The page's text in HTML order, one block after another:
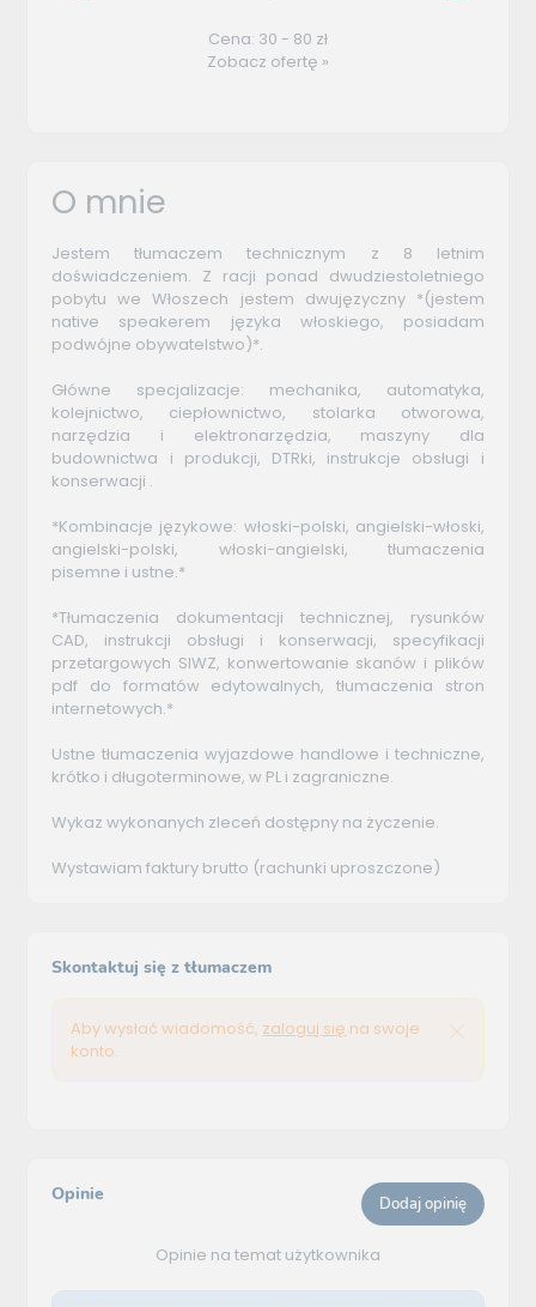
Cena: 30 - 80 zł
Zobacz ofertę »
O mnie
Jestem tłumaczem technicznym z 8 letnim
doświadczeniem. Z racji ponad dwudziestoletniego
pobytu we Włoszech jestem dwujęzyczny *(jestem
native speakerem języka włoskiego, posiadam
podwójne obywatelstwo)*.
Główne specjalizacje: mechanika, automatyka,
kolejnictwo, ciepłownictwo, stolarka otworowa,
narzędzia i elektronarzędzia, maszyny dla
budownictwa i produkcji, DTRki, instrukcje obsługi i
konserwacji .
*Kombinacje językowe: włoski-polski, angielski-włoski,
angielski-polski, włoski-angielski, tłumaczenia
pisemne i ustne.*
*Tłumaczenia dokumentacji technicznej, rysunków
CAD, instrukcji obsługi i konserwacji, specyfikacji
przetargowych SIWZ, konwertowanie skanów i plików
pdf do formatów edytowalnych, tłumaczenia stron
internetowych.*
Ustne tłumaczenia wyjazdowe handlowe i techniczne,
krótko i długoterminowe, w PL i zagraniczne.
Wykaz wykonanych zleceń dostępny na życzenie.
Wystawiam faktury brutto (rachunki uproszczone)
Skontaktuj się z tłumaczem
Aby wysłać wiadomość, zaloguj się na swoje
konto.
Opinie Dodaj opinię
Opinie na temat użytkownika